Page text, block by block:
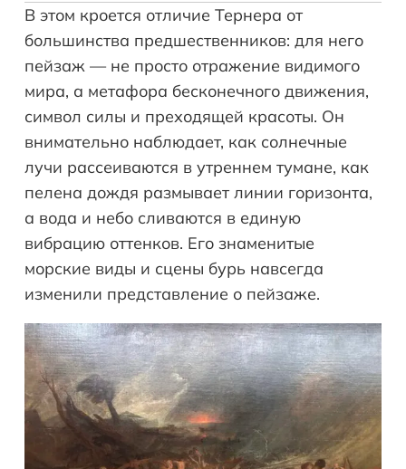
В этом кроется отличие Тернера от
большинства предшественников: для него
пейзаж — не просто отражение видимого
мира, а метафора бесконечного движения,
символ силы и преходящей красоты. Он
внимательно наблюдает, как солнечные
лучи рассеиваются в утреннем тумане, как
пелена дождя размывает линии горизонта,
а вода и небо сливаются в единую
вибрацию оттенков. Его знаменитые
морские виды и сцены бурь навсегда
изменили представление о пейзаже.